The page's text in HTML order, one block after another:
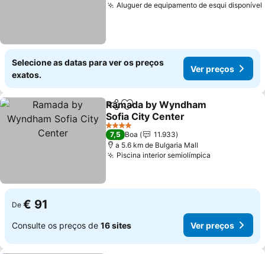
Aluguer de equipamento de esqui disponível
Selecione as datas para ver os preços
exatos.
Ver preços
PartilharAdicionar aos favoritos
Ramada by Wyndham
Sofia City Center
Ver preços
4 Estrelas
7,5 Boa
11.933
a 5.6 km de Bulgaria Mall
Piscina interior semiolímpica
De € 91
Consulte os preços de 16 sites Ver preços